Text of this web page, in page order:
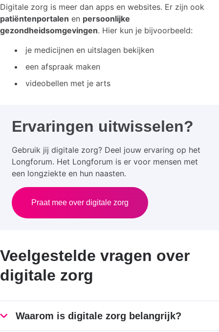
Digitale zorg is meer dan apps en websites. Er zijn ook
patiëntenportalen en persoonlijke
gezondheidsomgevingen. Hier kun je bijvoorbeeld:
je medicijnen en uitslagen bekijken
een afspraak maken
videobellen met je arts
Ervaringen uitwisselen?
Gebruik jij digitale zorg? Deel jouw ervaring op het
Longforum. Het Longforum is er voor mensen met
een longziekte en hun naasten.
Praat mee over digitale zorg
Veelgestelde vragen over
digitale zorg
Waarom is digitale zorg belangrijk?